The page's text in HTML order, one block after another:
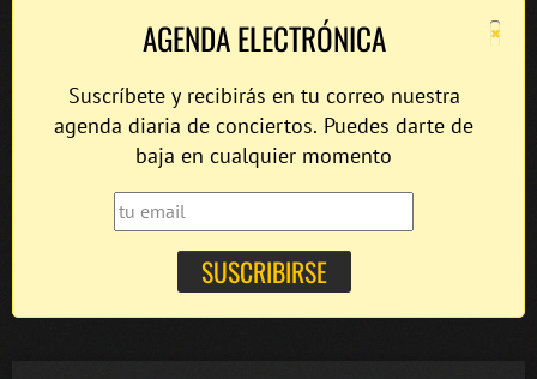
×
AGENDA ELECTRÓNICA
Suscríbete y recibirás en tu correo nuestra
agenda diaria de conciertos. Puedes darte de
baja en cualquier momento